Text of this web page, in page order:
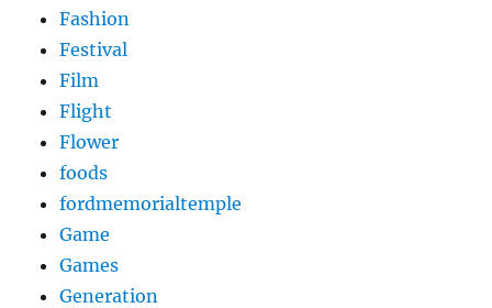
Fashion
Festival
Film
Flight
Flower
foods
fordmemorialtemple
Game
Games
Generation